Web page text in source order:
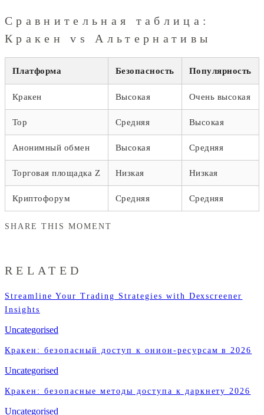
Сравнительная таблица:
Кракен vs Альтернативы
Платформа Безопасность Популярность
Кракен Высокая Очень высокая
Тор Средняя Высокая
Анонимный обмен Высокая Средняя
Торговая площадка Z Низкая Низкая
Криптофорум Средняя Средняя
SHARE THIS MOMENT
RELATED
Streamline Your Trading Strategies with Dexscreener
Insights
Uncategorised
Кракен: безопасный доступ к онион-ресурсам в 2026
Uncategorised
Кракен: безопасные методы доступа к даркнету 2026
Uncategorised